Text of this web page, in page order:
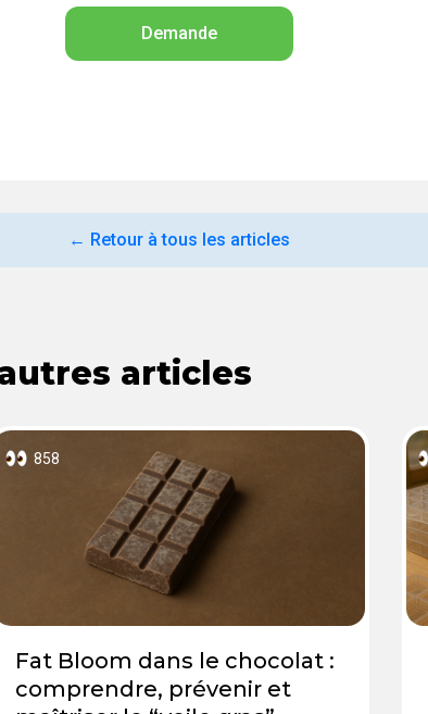
Demande
← Retour à tous les articles
articles
858
Fat Bloom dans le chocolat :
comprendre, prévenir et